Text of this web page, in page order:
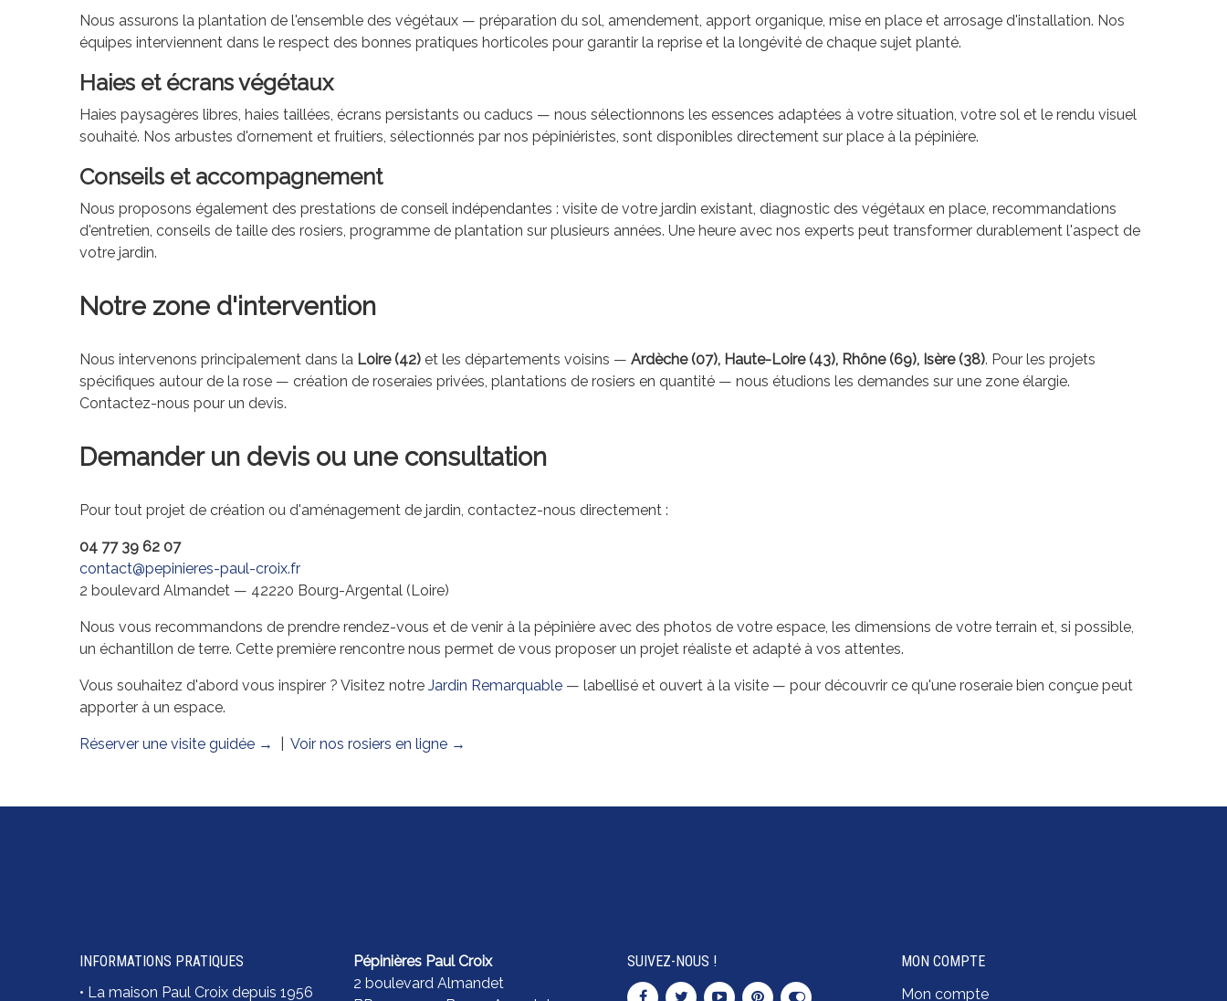
Nous assurons la plantation de l'ensemble des végétaux — préparation du sol, amendement, apport organique, mise en place et arrosage d'installation. Nos
équipes interviennent dans le respect des bonnes pratiques horticoles pour garantir la reprise et la longévité de chaque sujet planté.
Haies et écrans végétaux
Haies paysagères libres, haies taillées, écrans persistants ou caducs — nous sélectionnons les essences adaptées à votre situation, votre sol et le rendu visuel
souhaité. Nos arbustes d'ornement et fruitiers, sélectionnés par nos pépiniéristes, sont disponibles directement sur place à la pépinière.
Conseils et accompagnement
Nous proposons également des prestations de conseil indépendantes : visite de votre jardin existant, diagnostic des végétaux en place, recommandations
d'entretien, conseils de taille des rosiers, programme de plantation sur plusieurs années. Une heure avec nos experts peut transformer durablement l'aspect de
votre jardin.
Notre zone d'intervention
Nous intervenons principalement dans la Loire (42) et les départements voisins — Ardèche (07), Haute-Loire (43), Rhône (69), Isère (38). Pour les projets
spécifiques autour de la rose — création de roseraies privées, plantations de rosiers en quantité — nous étudions les demandes sur une zone élargie.
Contactez-nous pour un devis.
Demander un devis ou une consultation
Pour tout projet de création ou d'aménagement de jardin, contactez-nous directement :
04 77 39 62 07
contact@pepinieres-paul-croix.fr
2 boulevard Almandet — 42220 Bourg-Argental (Loire)
Nous vous recommandons de prendre rendez-vous et de venir à la pépinière avec des photos de votre espace, les dimensions de votre terrain et, si possible,
un échantillon de terre. Cette première rencontre nous permet de vous proposer un projet réaliste et adapté à vos attentes.
Vous souhaitez d'abord vous inspirer ? Visitez notre Jardin Remarquable — labellisé et ouvert à la visite — pour découvrir ce qu'une roseraie bien conçue peut
apporter à un espace.
Réserver une visite guidée → Voir nos rosiers en ligne →
INFORMATIONS PRATIQUES
• La maison Paul Croix depuis 1956
Pépinières Paul Croix
2 boulevard Almandet
SUIVEZ-NOUS !
MON COMPTE
Mon compte